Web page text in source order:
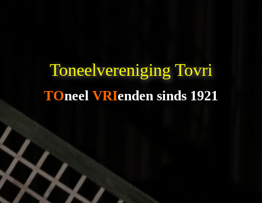
Toneelvereniging Tovri
TOneel VRIenden sinds 1921